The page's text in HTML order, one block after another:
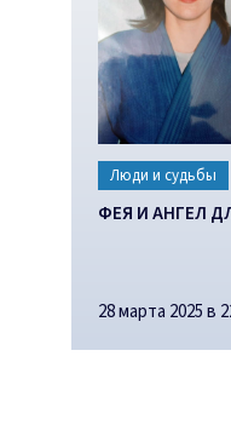
Люди и судьбы
ФЕЯ И АНГЕЛ
28 марта 2025 в